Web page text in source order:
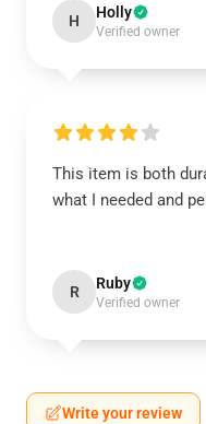
H Holly
Verified owner
This item is both
what I needed and
R Ruby
Verified owner
Write your review